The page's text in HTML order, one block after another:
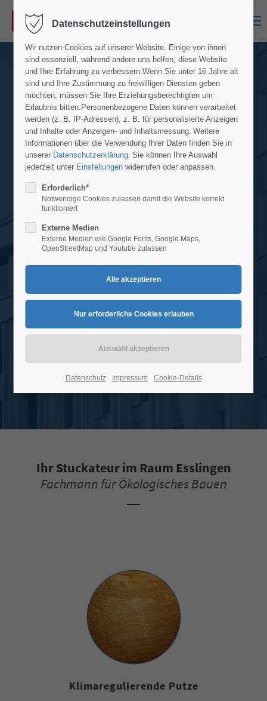
Ausbau & Fassade seit 1952
SANIERUNG, SCHUTZ & SCHÖNHEIT
Ihr Stuckateur im Raum Esslingen
Fachmann für Ökologisches Bauen
Klimaregulierende Putze
Datenschutzeinstellungen
Wir nutzen Cookies auf unserer Website. Einige von ihnen
sind essenziell, während andere uns helfen, diese Website
und Ihre Erfahrung zu verbessern.Wenn Sie unter 16 Jahre alt
sind und Ihre Zustimmung zu freiwilligen Diensten geben
möchten, müssen Sie Ihre Erziehungsberechtigten um
Erlaubnis bitten. Personenbezogene Daten können verarbeitet
werden (z. B. IP-Adressen), z. B. für personalisierte Anzeigen
und Inhalte oder Anzeigen- und Inhaltsmessung. Weitere
Informationen über die Verwendung Ihrer Daten finden Sie in
unserer Datenschutzerklärung. Sie können Ihre Auswahl
jederzeit unter Einstellungen widerrufen oder anpassen.
Erforderlich*
Notwendige Cookies zulassen damit die Website korrekt
funktioniert
Externe Medien
Externe Medien wie Google Fonts, Google Maps,
OpenStreetMap und Youtube zulassen
Datenschutz Impressum Cookie-Details